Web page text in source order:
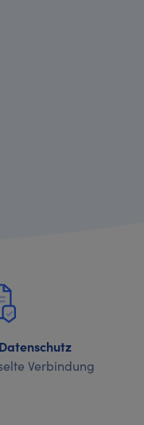
Verbindung